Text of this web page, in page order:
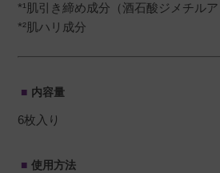
*¹肌引き締め成分（酒石酸ジメチルア
*²肌ハリ成分
内容量
6枚入り
使用方法